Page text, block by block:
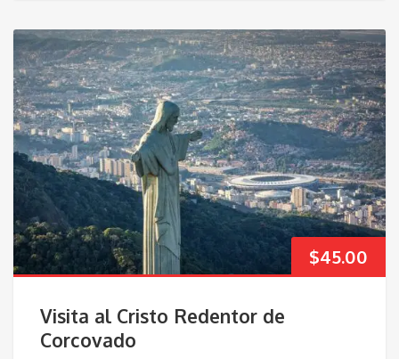
$45.00
Visita al Cristo Redentor de
Corcovado